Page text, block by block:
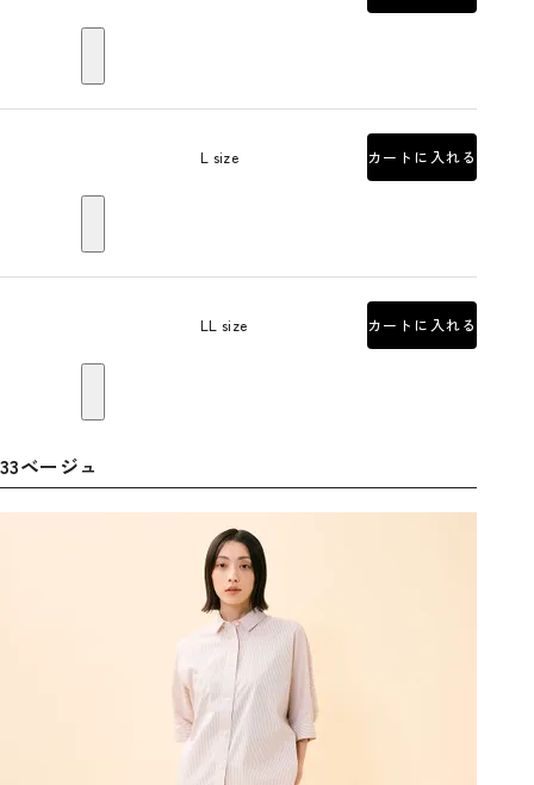
L size カートに入れる
LL size カートに入れる
33ベージュ